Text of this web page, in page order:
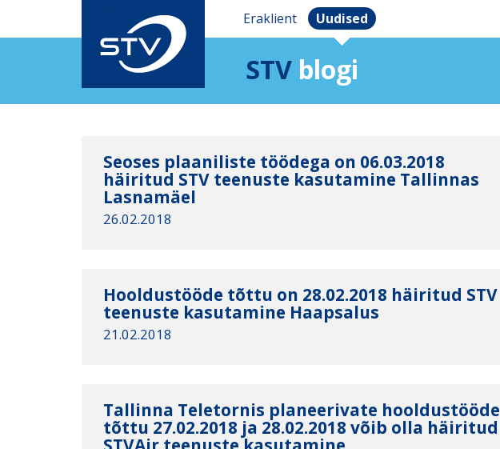
Eraklient Uudised
STV blogi
Seoses plaaniliste töödega on 06.03.2018
häiritud STV teenuste kasutamine Tallinnas
Lasnamäel
26.02.2018
Hooldustööde tõttu on 28.02.2018 häiritud STV
teenuste kasutamine Haapsalus
21.02.2018
Tallinna Teletornis planeerivate hooldustööde
tõttu 27.02.2018 ja 28.02.2018 võib olla häiritud